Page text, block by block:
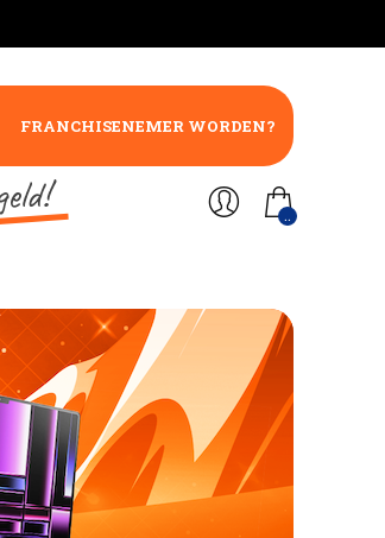
FRANCHISENEMER WORDEN?
..